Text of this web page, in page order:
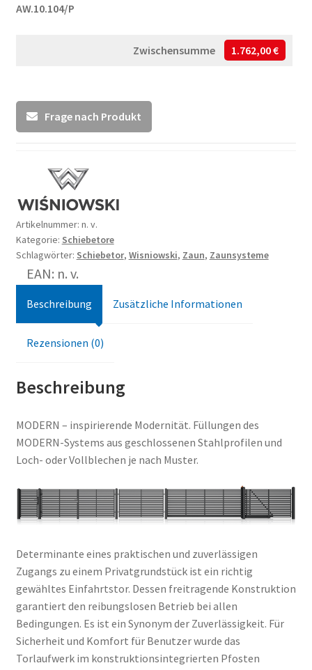
AW.10.104/P
Zwischensumme 1.762,00 €
Frage nach Produkt
Artikelnummer: n. v.
Kategorie: Schiebetore
Schlagwörter: Schiebetor, Wisniowski, Zaun, Zaunsysteme
EAN: n. v.
Beschreibung Zusätzliche Informationen
Rezensionen (0)
Beschreibung
MODERN – inspirierende Modernität. Füllungen des
MODERN-Systems aus geschlossenen Stahlprofilen und
Loch- oder Vollblechen je nach Muster.
Determinante eines praktischen und zuverlässigen
Zugangs zu einem Privatgrundstück ist ein richtig
gewähltes Einfahrtstor. Dessen freitragende Konstruktion
garantiert den reibungslosen Betrieb bei allen
Bedingungen. Es ist ein Synonym der Zuverlässigkeit. Für
Sicherheit und Komfort für Benutzer wurde das
Torlaufwerk im konstruktionsintegrierten Pfosten